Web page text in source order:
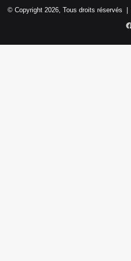
© Copyright 2026, Tous droits réservés |